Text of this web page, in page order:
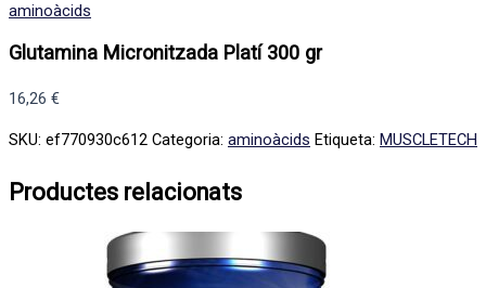
aminoàcids
Glutamina Micronitzada Platí 300 gr
16,26 €
SKU: ef770930c612 Categoria: aminoàcids Etiqueta: MUSCLETECH
Productes relacionats